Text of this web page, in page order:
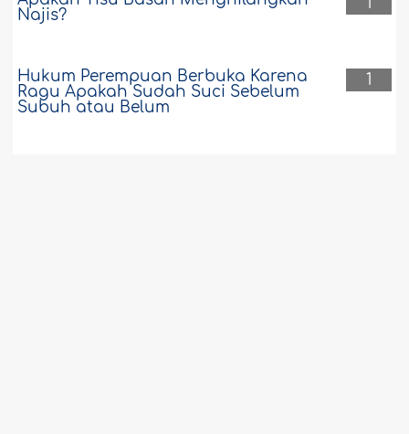
Najis?
1
Hukum Perempuan Berbuka Karena
Ragu Apakah Sudah Suci Sebelum
Subuh atau Belum